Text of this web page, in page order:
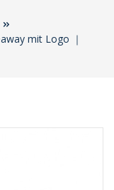
mit Logo ｜